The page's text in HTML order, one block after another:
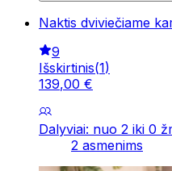
Naktis dviviečiame
9
Išskirtinis(1)
139,00 €
Dalyviai: nuo 2 iki 0
2 asmenims